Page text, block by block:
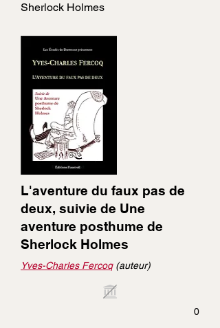
Sherlock Holmes
L'aventure du faux pas de
deux, suivie de Une
aventure posthume de
Sherlock Holmes
Yves-Charles Fercoq(auteur)
0